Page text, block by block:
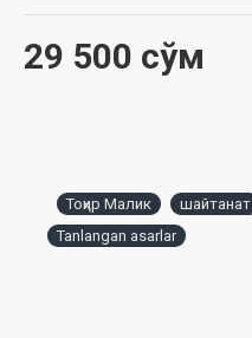
29 500 сўм
Тоҳир Малик шайтанат
Tanlangan asarlar